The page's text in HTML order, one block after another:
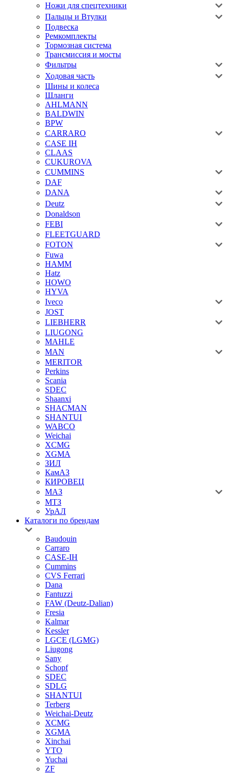
Ножи для спецтехники
Пальцы и Втулки
Подвеска
Ремкомплекты
Тормозная система
Трансмиссия и мосты
Фильтры
Ходовая часть
Шины и колеса
Шланги
AHLMANN
BALDWIN
BPW
CARRARO
CASE IH
CLAAS
CUKUROVA
CUMMINS
DAF
DANA
Deutz
Donaldson
FEBI
FLEETGUARD
FOTON
Fuwa
HAMM
Hatz
HOWO
HYVA
Iveco
JOST
LIEBHERR
LIUGONG
MAHLE
MAN
MERITOR
Perkins
Scania
SDEC
Shaanxi
SHACMAN
SHANTUI
WABCO
Weichai
XCMG
XGMA
ЗИЛ
КамАЗ
КИРОВЕЦ
МАЗ
МТЗ
УрАЛ
Каталоги по брендам
Baudouin
Carraro
CASE-IH
Cummins
CVS Ferrari
Dana
Fantuzzi
FAW (Deutz-Dalian)
Fresia
Kalmar
Kessler
LGCE (LGMG)
Liugong
Sany
Schopf
SDEC
SDLG
SHANTUI
Terberg
Weichai-Deutz
XCMG
XGMA
Xinchai
YTO
Yuchai
ZF